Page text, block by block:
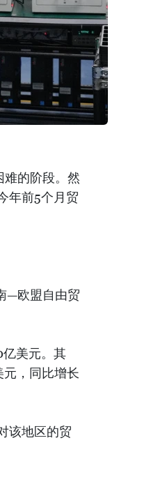
的阶段。然
年前5个月贸
—欧盟自由贸
美元。其
，同比增长
该地区的贸